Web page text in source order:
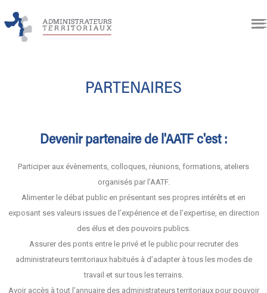
PARTENAIRES
Devenir partenaire de l'AATF c'est :
Participer aux évènements, colloques, réunions, formations, ateliers
organisés par l’AATF.
Alimenter le débat public en présentant ses propres intérêts et en
exposant ses valeurs issues de l’expérience et de l’expertise, en direction
des élus et des pouvoirs publics.
Assurer des ponts entre le privé et le public pour recruter des
administrateurs territoriaux habitués à d’adapter à tous les modes de
travail et sur tous les terrains.
Avoir accès à tout l’annuaire des administrateurs territoriaux pour pouvoir